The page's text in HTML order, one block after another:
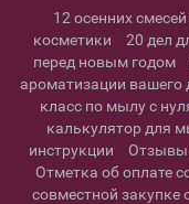
12 осенних
косметики
20 дел
перед новым годом
ароматизации вашего
класс по мылу с
калькулятор для
инструкции
Отзывы
Отметка об оплате
совместной